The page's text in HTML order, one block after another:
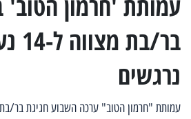
נרגשים
עמותת "חרמון הטוב" ערכה השבוע חגיגת בר/